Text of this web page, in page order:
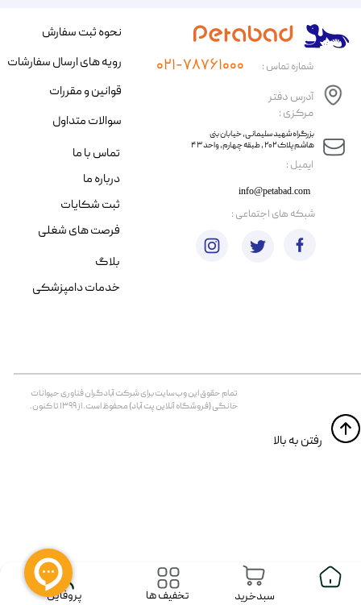
​ایمیل :
آدرس دفتر
مرکزی :
info@petabad.com
​​بزرگراه شهید سلیمانی، خیابان بنی
هاشم پلاک ۲۰۲ ، طبقه چهارم، واحد ۴۳
شماره تماس : ۰۲۱-۷۸۷۶۱۰۰۰
تمام حقوق اين وب‌سايت برای شرکت آبادگران فناوری حیوانات
خانگی (فروشگاه آنلاین پت آباد) محفوظ است. از ۱۳۹۹ تا کنون.
​​رفتن به بالا
نحوه ثبت سفارش
رویه های ارسال سفارشات
قوانین و مقررات
سوالات متداول
تماس با ما
درباره ما
ثبت شکایات
فرصت های شغلی
​شبکه های اجتماعی :
بلاگ
خدمات دامپزشکی
سبدخرید تخفیف ها پروفایل